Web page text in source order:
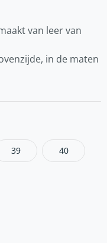
van leer van
in de maten
39 40